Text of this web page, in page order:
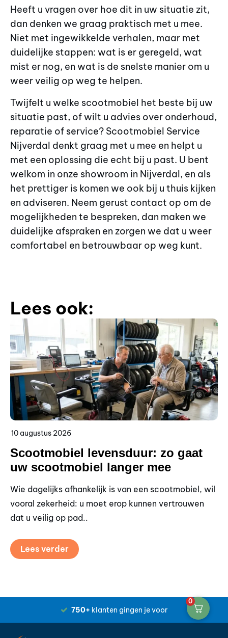
Heeft u vragen over hoe dit in uw situatie zit,
dan denken we graag praktisch met u mee.
Niet met ingewikkelde verhalen, maar met
duidelijke stappen: wat is er geregeld, wat
mist er nog, en wat is de snelste manier om u
weer veilig op weg te helpen.
Twijfelt u welke scootmobiel het beste bij uw
situatie past, of wilt u advies over onderhoud,
reparatie of service? Scootmobiel Service
Nijverdal denkt graag met u mee en helpt u
met een oplossing die echt bij u past. U bent
welkom in onze showroom in Nijverdal, en als
het prettiger is komen we ook bij u thuis kijken
en adviseren. Neem gerust contact op om de
mogelijkheden te bespreken, dan maken we
duidelijke afspraken en zorgen we dat u weer
comfortabel en betrouwbaar op weg kunt.
Lees ook:
10 augustus 2026
Scootmobiel levensduur: zo gaat
uw scootmobiel langer mee
Wie dagelijks afhankelijk is van een scootmobiel, wil
vooral zekerheid: u moet erop kunnen vertrouwen
dat u veilig op pad..
Lees verder
750+ klanten gingen je voor
0